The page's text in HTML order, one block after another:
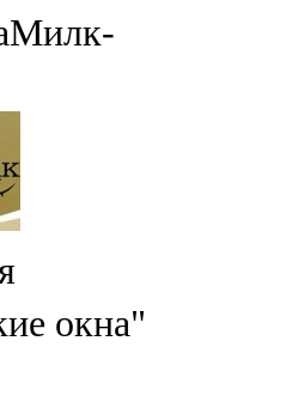
окна"